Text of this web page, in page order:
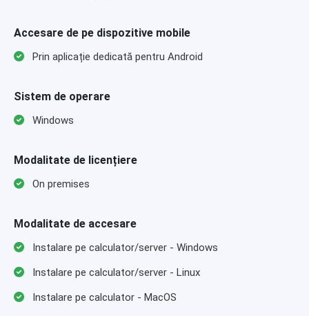
Accesare de pe dispozitive mobile
Prin aplicație dedicată pentru Android
Sistem de operare
Windows
Modalitate de licențiere
On premises
Modalitate de accesare
Instalare pe calculator/server - Windows
Instalare pe calculator/server - Linux
Instalare pe calculator - MacOS